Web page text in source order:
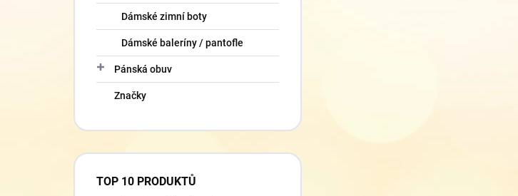
Dámské zimní boty
Dámské baleríny / pantofle
Pánská obuv
Značky
TOP 10 PRODUKTŮ